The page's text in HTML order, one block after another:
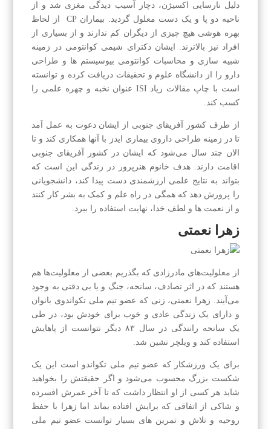
دلیل نارسایی اکسیژن، دچار آسیب دیدگی مغزی شد و از
ناحیه دو پا و یک دست معلول گردید. بیماران CP از لحاظ
بهره هوشی هیچ چیزی از دیگران کم ندارند و از بسیاری از
افراد نیز بالاترند. ایشان دکترای شیمی کوانتومی در زمینه
شبیه سازی و محاسبات کوانتومی بیوسیستم ها و طراحی
دارو را از دانشگاه علوم و تحقیقات دریافت کرده و توانسته
است با چاپ مقالات زیاد ISI عنوان نخبه و چهره علمی را
کسب کند.
از طرف کشور آفریقای جنوبی از ایشان دعوت به عمل آمد
تا در زمینه طراحی داروی بیماری ایدز با آنها همکاری کند و تا
الان چند سال می‌شود که ایشان در کشور آفریقای جنوبی
اقامت دارند. هدف خانوم هنرپرور در زندگی این است که
بتواند به نتایج علمی ارزشمندی دست پیدا کند، دانشجویانی
را پرورش دهد که همگی در راه علم و کمک به بشر کار کنند
و از نعمت ها و لطف خدا، نهایت استفاده را ببرد.
زهرا نعمتی
از معلولیت‌های مادرزادی که بگذریم بعضی از معلولیت‌ها هم
هستند که در اثر تصادف، سانحه، جنگ و یا بی دقتی به وجود
می‌آیند. زهرا نعمتی، زنی که عضو تیم ملی تکواندوی بانوان
و دارای یک زندگی عادی و خوب برای خودش بود، در طی
یک سانحه رانندگی در سال ۸۳ دیگر نتوانست از پاهایش
استفاده کند و ویلچر نشین شد.
برای یک ورزشکار که عضو تیم ملی تکواندو است این یک
شکست بزرگ محسوب می‌شود و اگر حقیقتش را بخواهید
شاید هر کسی از او انتظار داشت که تا آخر عمرش افسرده
و شاکی از اتفاقی که برایش افتاده بماند اما زهرا با حفظ
روحیه و تلاش و تمرین های بسیار توانست عضو تیم ملی